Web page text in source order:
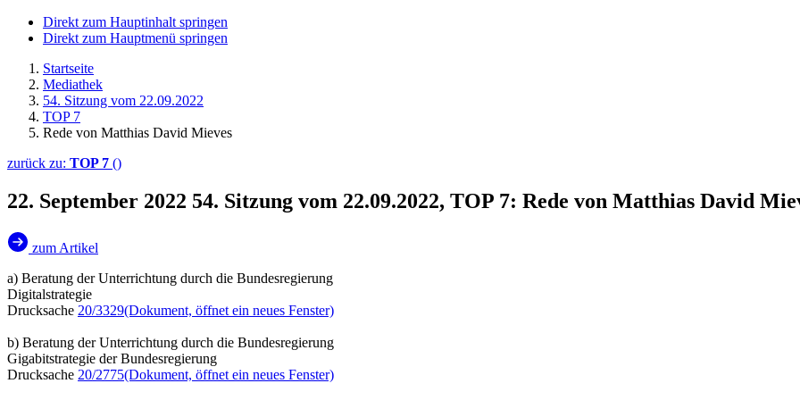
Direkt zum Hauptinhalt springen
Direkt zum Hauptmenü springen
Startseite
Mediathek
54. Sitzung vom 22.09.2022
TOP 7
Rede von Matthias David Mieves
zurück zu: TOP 7 ()
22. September 2022 54. Sitzung vom 22.09.2022, TOP 7: Rede von Matthias David
zum Artikel
a) Beratung der Unterrichtung durch die Bundesregierung
Digitalstrategie
Drucksache 20/3329(Dokument, öffnet ein neues Fenster)
b) Beratung der Unterrichtung durch die Bundesregierung
Gigabitstrategie der Bundesregierung
Drucksache 20/2775(Dokument, öffnet ein neues Fenster)